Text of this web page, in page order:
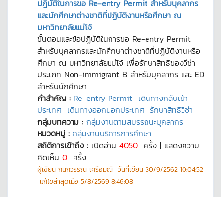
ปฏิบัติในการขอ Re-entry Permit สำหรับบุคลากร
และนักศึกษาต่างชาติที่ปฏิบัติงานหรือศึกษา ณ
มหาวิทยาลัยแม่โจ้
ขั้นตอนและข้อปฏิบัติในการขอ Re-entry Permit
สำหรับบุคลากรและนักศึกษาต่างชาติที่ปฏิบัติงานหรือ
ศึกษา ณ มหาวิทยาลัยแม่โจ้ เพื่อรักษาสิทธิของวีซ่า
ประเภท Non-immigrant B สำหรับบุคลากร และ ED
สำหรับนักศึกษา
คำสำคัญ : Re-entry Permit เดินทางกลับเข้า
ประเทศ เดินทางออกนอกประเทศ รักษาสิทธิวีซ่า
กลุ่มบทความ : กลุ่มงานตามสมรรถนะบุคลากร
หมวดหมู่ : กลุ่มงานบริการการศึกษา
สถิติการเข้าถึง : เปิดอ่าน 4050 ครั้ง | แสดงความ
คิดเห็น 0 ครั้ง
ผู้เขียน กนกวรรณ เครือมณี วันที่เขียน 30/9/2562 10:04:52
แก้ไขล่าสุดเมื่อ 5/8/2569 8:46:08